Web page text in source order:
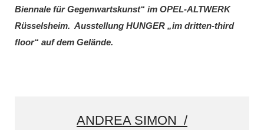
Biennale für Gegenwartskunst“ im OPEL-ALTWERK
Rüsselsheim. Ausstellung HUNGER „im dritten-third
floor“ auf dem Gelände.
ANDREA SIMON /